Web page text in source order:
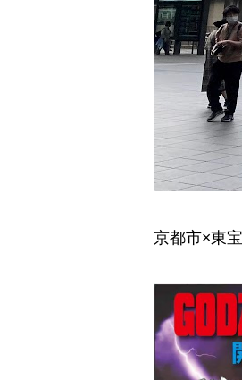
京都市×東